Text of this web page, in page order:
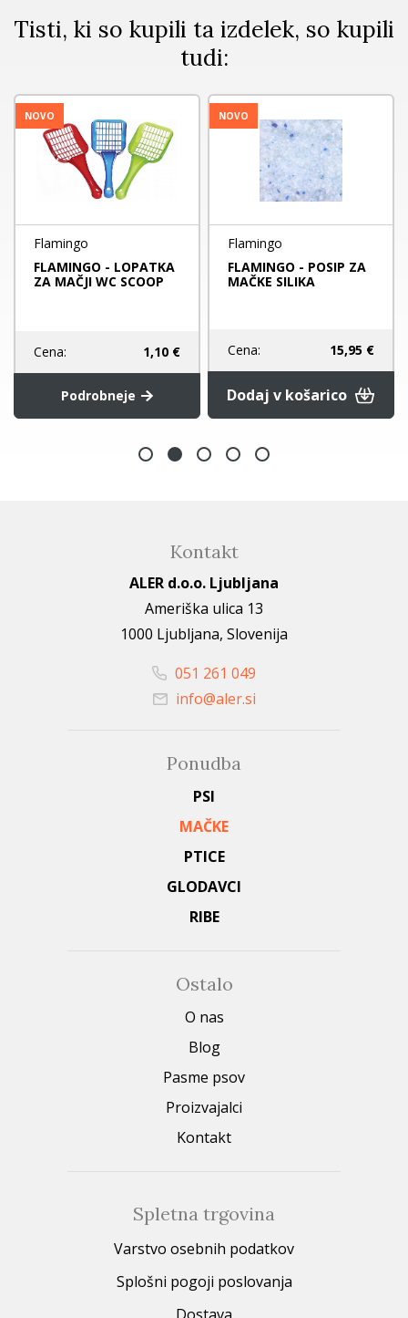
Tisti, ki so kupili ta izdelek, so kupili
tudi:
NOVO
Flamingo
FLAMINGO - LOPATKA
ZA MAČJI WC SCOOP
Cena: 1,10 €
Podrobneje
NOVO
Flamingo
FLAMINGO - POSIP ZA
MAČKE SILIKA
Cena: 15,95 €
Dodaj v košarico
Kontakt
ALER d.o.o. Ljubljana
Ameriška ulica 13
1000 Ljubljana, Slovenija
051 261 049
info@aler.si
Ponudba
PSI
MAČKE
PTICE
GLODAVCI
RIBE
Ostalo
O nas
Blog
Pasme psov
Proizvajalci
Kontakt
Spletna trgovina
Varstvo osebnih podatkov
Splošni pogoji poslovanja